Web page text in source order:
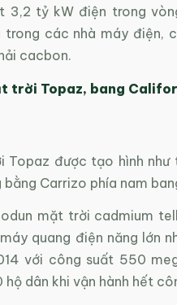
3,2 tỷ kW điện trong
các nhà máy điện,
cacbon.
trời Topaz, bang
Topaz được tạo hình
Carrizo phía nam
mặt trời cadmium
quang điện năng lớn
với công suất 550
dân khi vận hành hết